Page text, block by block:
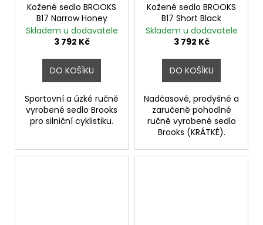
Kožené sedlo BROOKS
B17 Narrow Honey
Skladem u dodavatele
3 792 Kč
DO KOŠÍKU
Sportovní a úzké ručně
vyrobené sedlo Brooks
pro silniční cyklistiku.
Kožené sedlo BROOKS
B17 Short Black
Skladem u dodavatele
3 792 Kč
DO KOŠÍKU
Nadčasové, prodyšné a
zaručeně pohodlné
ručně vyrobené sedlo
Brooks (KRÁTKÉ).